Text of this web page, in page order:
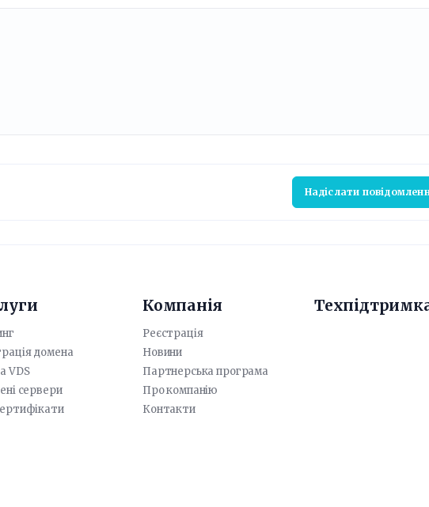
Надіслати
домена
VDS
сервери
Компанія
Реєстрація
Новини
Партнерська програма
Про компанію
Контакти